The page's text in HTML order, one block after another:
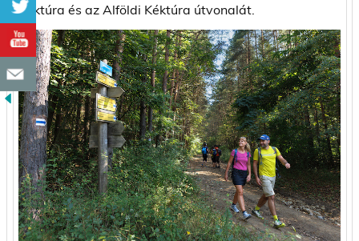
Kéktúra és az Alföldi Kéktúra útvonalát.